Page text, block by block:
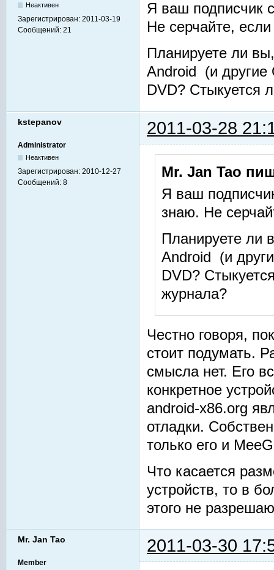
Неактивен
Зарегистрирован: 2011-03-19
Сообщений: 21
Я ваш подписчик
Не серчайте,
Планируете ли
Android (и
DVD? Стыкуется
kstepanov 2011-03-28
Administrator
Неактивен
Зарегистрирован: 2010-12-27
Сообщений: 8
Mr. Jan Tao
Я ваш
знаю. Не
Планируете ли
Android (и
DVD?
журнала?
Честно говоря,
стоит подумать.
смысла нет. Его
конкретное
android-x86.org
отладки.
только его и
Что касается
устройств, то в
этого не
Mr. Jan Tao 2011-03-30
Member